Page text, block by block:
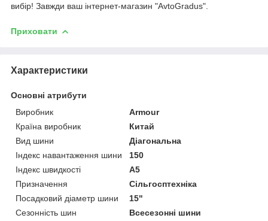
вибір! Завжди ваш інтернет-магазин "AvtoGradus".
Приховати
Характеристики
Основні атрибути
Виробник
Armour
Країна виробник
Китай
Вид шини
Діагональна
Індекс навантаження шини
150
Індекс швидкості
A5
Призначення
Сільгосптехніка
Посадковий діаметр шини
15"
Сезонність шин
Всесезонні шини